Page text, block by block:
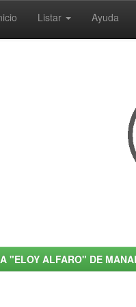
Listar Ayuda
"ELOY ALFARO" DE